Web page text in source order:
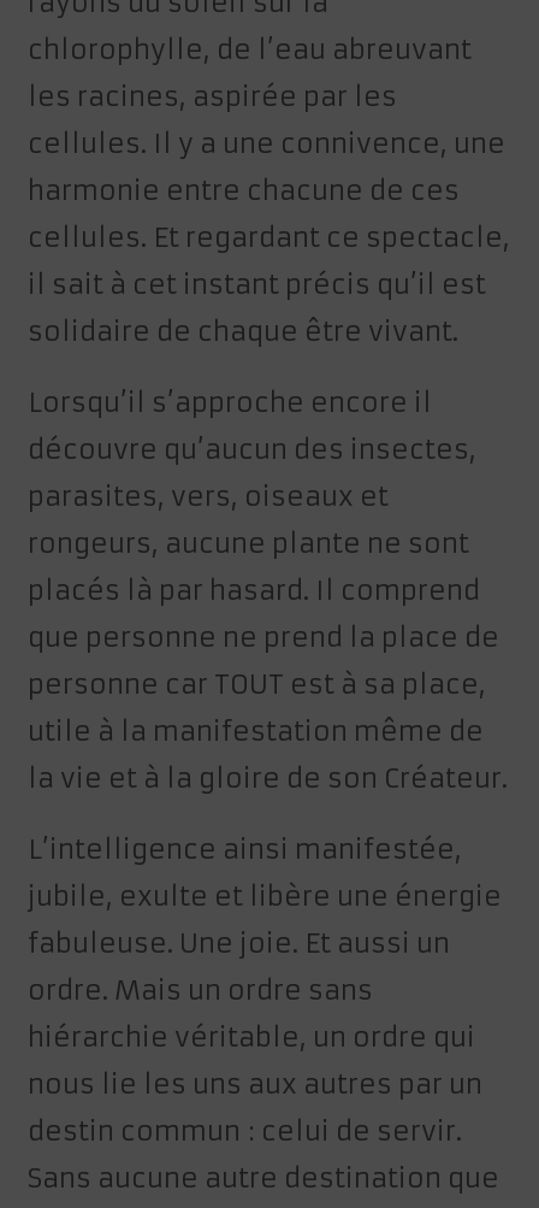
chlorophylle, de l’eau abreuvant
les racines, aspirée par les
cellules. Il y a une connivence, une
harmonie entre chacune de ces
cellules. Et regardant ce spectacle,
il sait à cet instant précis qu’il est
solidaire de chaque être vivant.
Lorsqu’il s’approche encore il
découvre qu’aucun des insectes,
parasites, vers, oiseaux et
rongeurs, aucune plante ne sont
placés là par hasard. Il comprend
que personne ne prend la place de
personne car TOUT est à sa place,
utile à la manifestation même de
la vie et à la gloire de son Créateur.
L’intelligence ainsi manifestée,
jubile, exulte et libère une énergie
fabuleuse. Une joie. Et aussi un
ordre. Mais un ordre sans
hiérarchie véritable, un ordre qui
nous lie les uns aux autres par un
destin commun : celui de servir.
Sans aucune autre destination que